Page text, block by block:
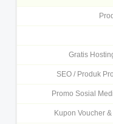
Gratis
SEO / Produk
Promo Sosial
Kupon Voucher